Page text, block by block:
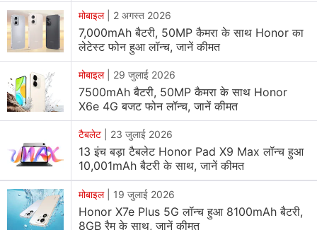
कर आता है जो गिंबल जैसी तकनीक से लैस है। यह बाहर निकल कर
यहां-वहां मूव कर सकता है। कंपनी का दावा है कि यह यूजर के भाव और
हलचल को समझ कर स्वयं ही प्रतिक्रिया देता है। इस तरह की क्षमता
के साथ यह कैमरा स्मार्टफोन की दुनिया में सबसे बड़ा बदलाव कहा जा
सकता है।
मोबाइल| 2 अगस्त 2026
7,000mAh बैटरी, 50MP कैमरा के साथ Honor का
लेटेस्ट फोन हुआ लॉन्च, जानें कीमत
मोबाइल| 29 जुलाई 2026
7500mAh बैटरी, 50MP कैमरा के साथ Honor
X6e 4G बजट फोन लॉन्च, जानें कीमत
टैबलेट 23 जुलाई 2026
13 इंच बड़ा टैबलेट Honor Pad X9 Max लॉन्च हुआ
10,001mAh बैटरी के साथ, जानें कीमत
मोबाइल| 19 जुलाई 2026
Honor X7e Plus 5G लॉन्च हुआ 8100mAh बैटरी,
8GB रैम के साथ, जानें कीमत